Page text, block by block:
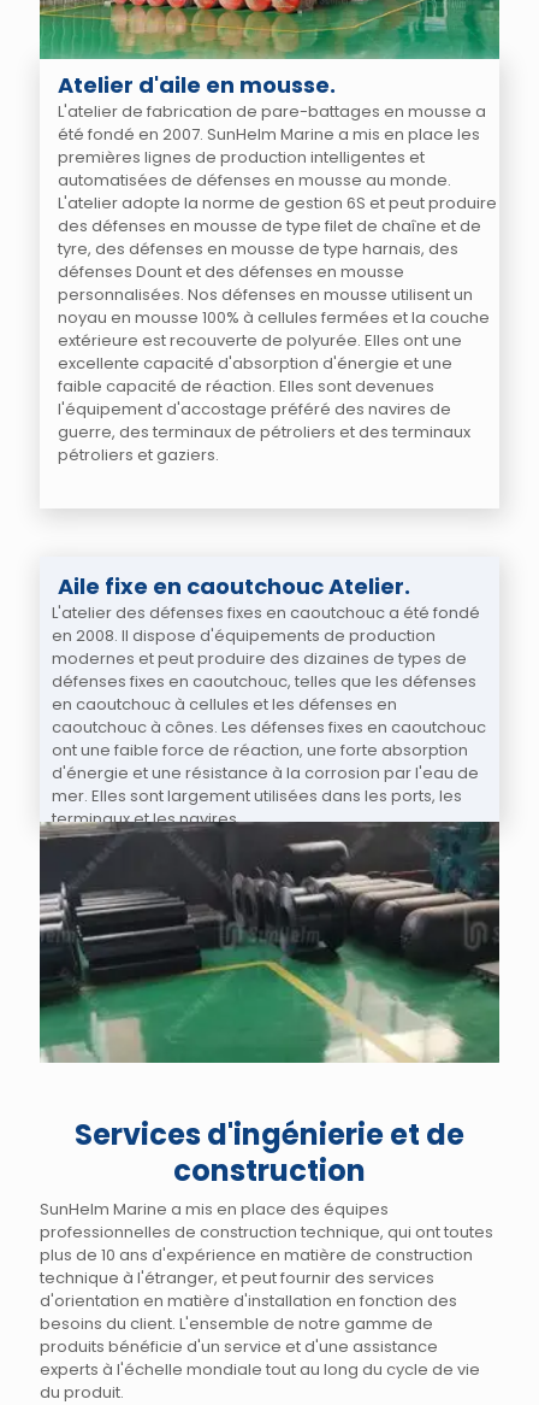
Atelier d'aile en mousse.
L'atelier de fabrication de pare-battages en mousse a
été fondé en 2007. SunHelm Marine a mis en place les
premières lignes de production intelligentes et
automatisées de défenses en mousse au monde.
L'atelier adopte la norme de gestion 6S et peut produire
des défenses en mousse de type filet de chaîne et de
tyre, des défenses en mousse de type harnais, des
défenses Dount et des défenses en mousse
personnalisées. Nos défenses en mousse utilisent un
noyau en mousse 100% à cellules fermées et la couche
extérieure est recouverte de polyurée. Elles ont une
excellente capacité d'absorption d'énergie et une
faible capacité de réaction. Elles sont devenues
l'équipement d'accostage préféré des navires de
guerre, des terminaux de pétroliers et des terminaux
pétroliers et gaziers.
Aile fixe en caoutchouc Atelier.
L'atelier des défenses fixes en caoutchouc a été fondé
en 2008. Il dispose d'équipements de production
modernes et peut produire des dizaines de types de
défenses fixes en caoutchouc, telles que les défenses
en caoutchouc à cellules et les défenses en
caoutchouc à cônes. Les défenses fixes en caoutchouc
ont une faible force de réaction, une forte absorption
d'énergie et une résistance à la corrosion par l'eau de
mer. Elles sont largement utilisées dans les ports, les
terminaux et les navires.
Services d'ingénierie et de
construction
SunHelm Marine a mis en place des équipes
professionnelles de construction technique, qui ont toutes
plus de 10 ans d'expérience en matière de construction
technique à l'étranger, et peut fournir des services
d'orientation en matière d'installation en fonction des
besoins du client. L'ensemble de notre gamme de
produits bénéficie d'un service et d'une assistance
experts à l'échelle mondiale tout au long du cycle de vie
du produit.